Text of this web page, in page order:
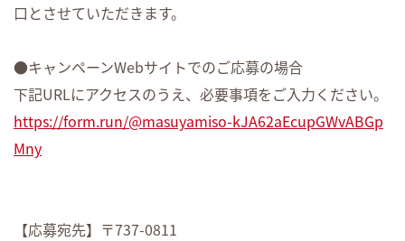
口とさせていただきます。
●キャンペーンWebサイトでのご応募の場合
下記URLにアクセスのうえ、必要事項をご入力ください。
https://form.run/@masuyamiso-kJA62aEcupGWvABGp
Mny
【応募宛先】〒737-0811